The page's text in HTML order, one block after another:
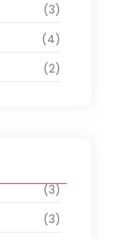
(3)
(4)
(2)
(3)
(3)